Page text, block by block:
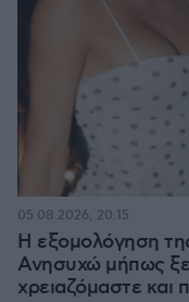
Η εξομολόγηση
Ανησυχώ μήπως
χρειαζόμαστε και
05.08.2026, 20:15